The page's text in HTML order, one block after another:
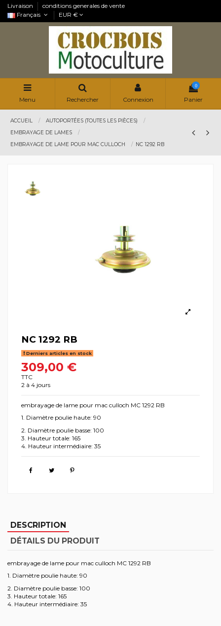
Livraison
conditions generales de vente
Français
EUR €
Menu Rechercher Connexion
0
Panier
ACCUEIL
AUTOPORTÉES (TOUTES LES PIÈCES)
EMBRAYAGE DE LAMES
EMBRAYAGE DE LAME POUR MAC CULLOCH
NC 1292 RB
NC 1292 RB
Derniers articles en stock
309,00 €
TTC
2 à 4 jours
embrayage de lame pour mac culloch MC 1292 RB
1. Diamètre poulie haute: 90
2. Diamètre poulie basse: 100
3. Hauteur totale: 165
4. Hauteur intermédiaire: 35
DESCRIPTION
DÉTAILS DU PRODUIT
embrayage de lame pour mac culloch MC 1292 RB
1. Diamètre poulie haute: 90
2. Diamètre poulie basse: 100
3. Hauteur totale: 165
4. Hauteur intermédiaire: 35